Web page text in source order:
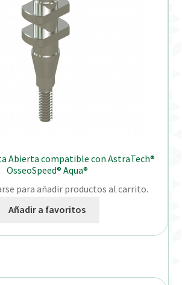
Abierta compatible con AstraTech®
OsseoSpeed® Aqua®
para añadir productos al carrito.
Añadir a favoritos